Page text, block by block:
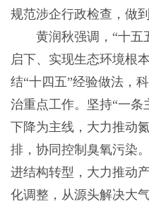
规范涉企行政检查，做
黄润秋强调，“十五
启下、实现生态环境根
结“十四五”经验做法，
治重点工作。坚持“一条
下降为主线，大力推动
排，协同控制臭氧污染
进结构转型，大力推动
化调整，从源头解决大